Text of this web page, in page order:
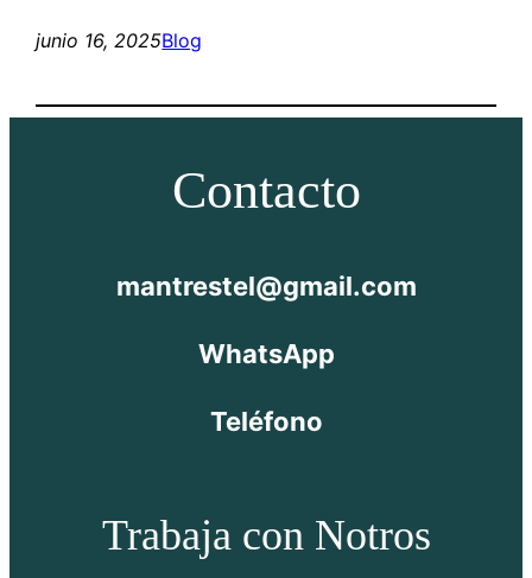
junio 16, 2025Blog
Contacto
mantrestel@gmail.com
WhatsApp
Teléfono
Trabaja con Notros